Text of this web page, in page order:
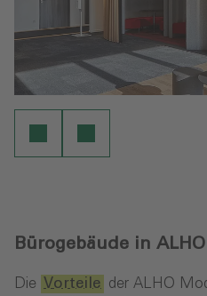
Bürogebäude in
Die Vorteile der ALHO